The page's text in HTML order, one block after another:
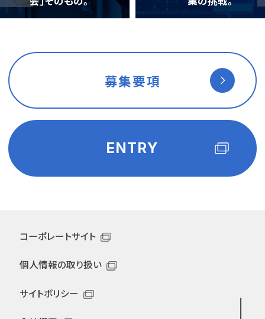
募集要項
ENTRY
コーポレートサイト
個人情報の取り扱い
サイトポリシー